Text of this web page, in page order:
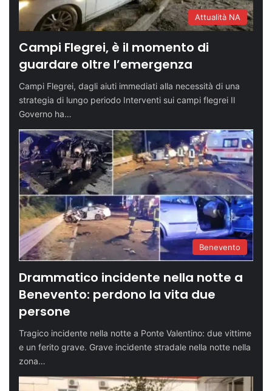
Attualità NA
Campi Flegrei, è il momento di
guardare oltre l’emergenza
Campi Flegrei, dagli aiuti immediati alla necessità di una
strategia di lungo periodo Interventi sui campi flegrei Il
Governo ha…
Benevento
Drammatico incidente nella notte a
Benevento: perdono la vita due
persone
Tragico incidente nella notte a Ponte Valentino: due vittime
e un ferito grave. Grave incidente stradale nella notte nella
zona…